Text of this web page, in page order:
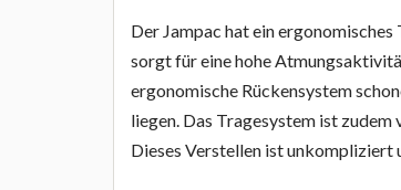
Der Jampac hat ein
sorgt für eine hohe
ergonomische Rückensystem
liegen. Das Tragesystem ist
Dieses Verstellen ist unkompliziert